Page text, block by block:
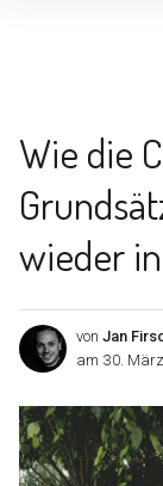
Wie die
wieder
von Jan
am 30.